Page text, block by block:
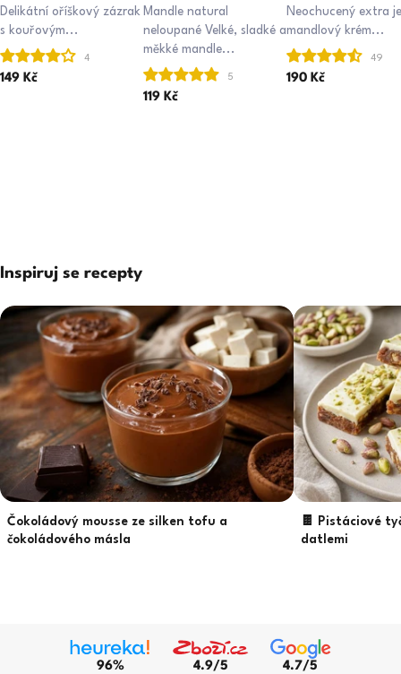
Delikátní oříškový zázrak
s kouřovým...
149 Kč
Mandle natural
neloupané Velké, sladké a
měkké mandle...
119 Kč
Neochucený extra
mandlový krém...
190 Kč
Inspiruj se recepty
Čokoládový mousse ze silken tofu a
čokoládového másla
🍫 Pistáciové
datlemi
96% 4.9/5 4.7/5